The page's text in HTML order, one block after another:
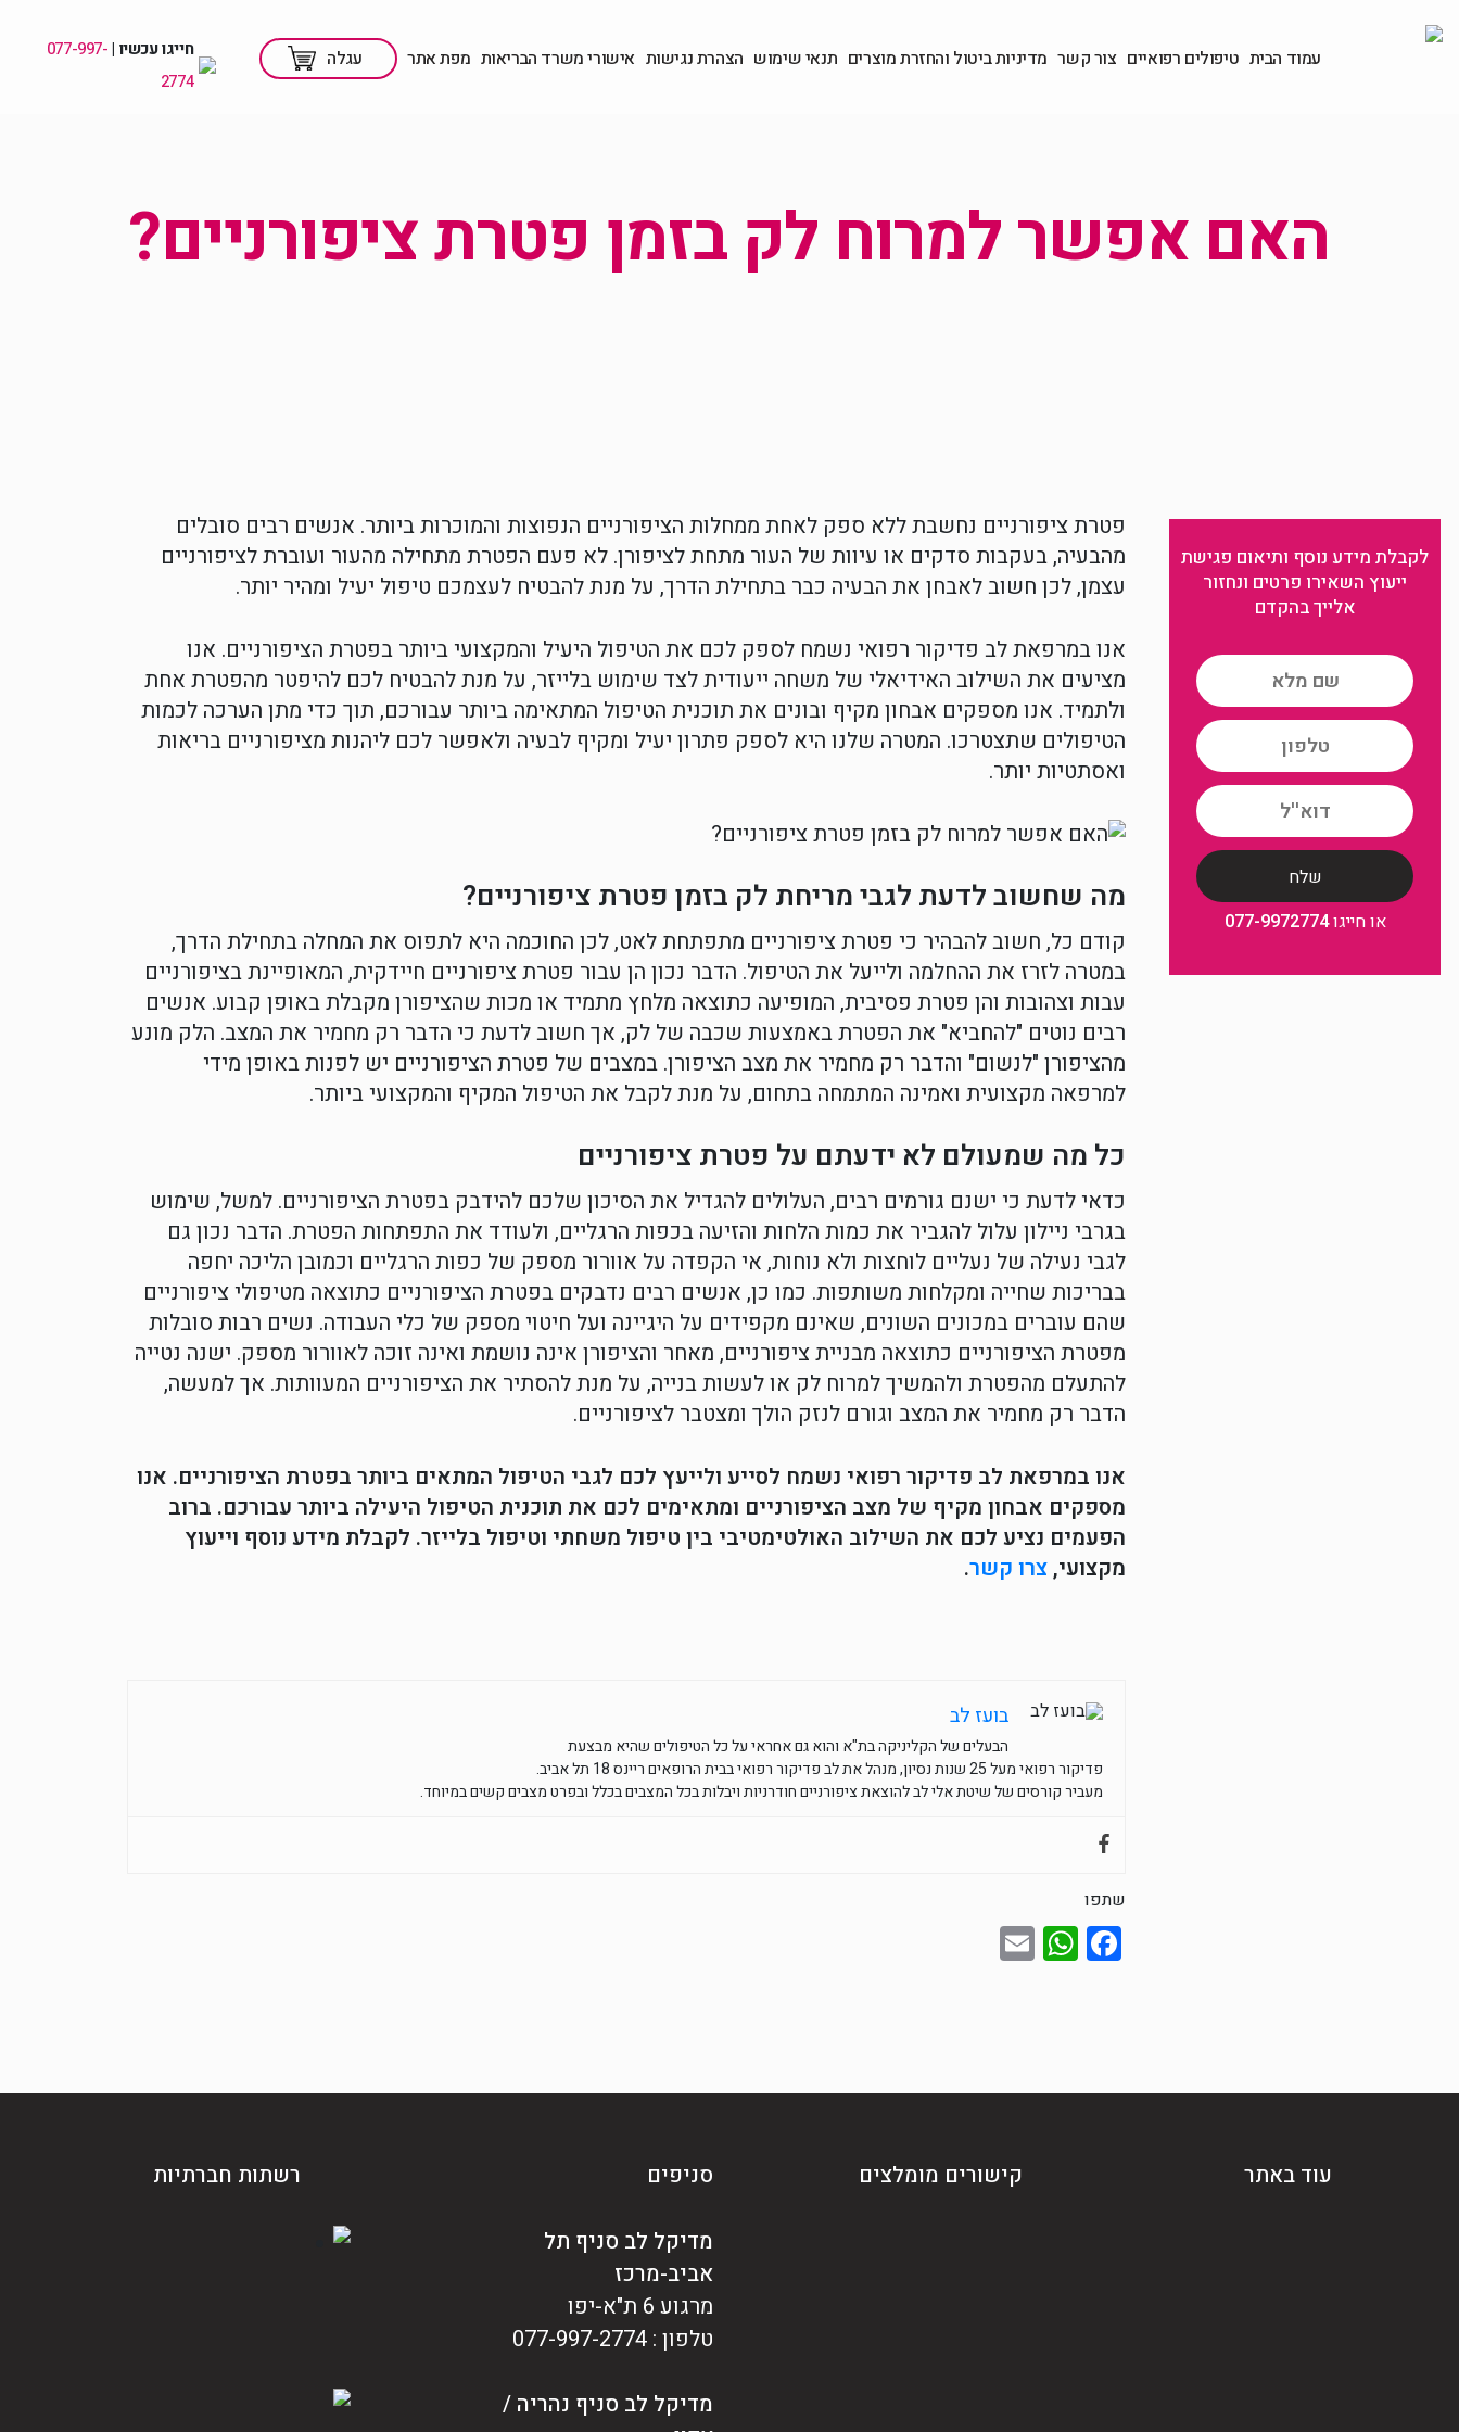
עמוד הבית טיפולים רפואיים צור קשר מדיניות ביטול והחזרת מוצרים תנאי שימוש הצהרת נגישות אישורי משרד הבריאות מפת אתר עגלה חייגו עכשיו |077-997-
2774
האם אפשר למרוח לק בזמן פטרת ציפורניים?
לקבלת מידע נוסף ותיאום פגישת
ייעוץ השאירו פרטים ונחזור
אלייך בהקדם
או חייגו077-9972774
פטרת ציפורניים נחשבת ללא ספק לאחת ממחלות הציפורניים הנפוצות והמוכרות ביותר. אנשים רבים סובלים
מהבעיה, בעקבות סדקים או עיוות של העור מתחת לציפורן. לא פעם הפטרת מתחילה מהעור ועוברת לציפורניים
עצמן, לכן חשוב לאבחן את הבעיה כבר בתחילת הדרך, על מנת להבטיח לעצמכם טיפול יעיל ומהיר יותר.
אנו במרפאת לב פדיקור רפואי נשמח לספק לכם את הטיפול היעיל והמקצועי ביותר בפטרת הציפורניים. אנו
מציעים את השילוב האידיאלי של משחה ייעודית לצד שימוש בלייזר, על מנת להבטיח לכם להיפטר מהפטרת אחת
ולתמיד. אנו מספקים אבחון מקיף ובונים את תוכנית הטיפול המתאימה ביותר עבורכם, תוך כדי מתן הערכה לכמות
הטיפולים שתצטרכו. המטרה שלנו היא לספק פתרון יעיל ומקיף לבעיה ולאפשר לכם ליהנות מציפורניים בריאות
ואסתטיות יותר.
מה שחשוב לדעת לגבי מריחת לק בזמן פטרת ציפורניים?
קודם כל, חשוב להבהיר כי פטרת ציפורניים מתפתחת לאט, לכן החוכמה היא לתפוס את המחלה בתחילת הדרך,
במטרה לזרז את ההחלמה ולייעל את הטיפול. הדבר נכון הן עבור פטרת ציפורניים חיידקית, המאופיינת בציפורניים
עבות וצהובות והן פטרת פסיבית, המופיעה כתוצאה מלחץ מתמיד או מכות שהציפורן מקבלת באופן קבוע. אנשים
רבים נוטים "להחביא" את הפטרת באמצעות שכבה של לק, אך חשוב לדעת כי הדבר רק מחמיר את המצב. הלק מונע
מהציפורן "לנשום" והדבר רק מחמיר את מצב הציפורן. במצבים של פטרת הציפורניים יש לפנות באופן מידי
למרפאה מקצועית ואמינה המתמחה בתחום, על מנת לקבל את הטיפול המקיף והמקצועי ביותר.
כל מה שמעולם לא ידעתם על פטרת ציפורניים
כדאי לדעת כי ישנם גורמים רבים, העלולים להגדיל את הסיכון שלכם להידבק בפטרת הציפורניים. למשל, שימוש
בגרבי ניילון עלול להגביר את כמות הלחות והזיעה בכפות הרגליים, ולעודד את התפתחות הפטרת. הדבר נכון גם
לגבי נעילה של נעליים לוחצות ולא נוחות, אי הקפדה על אוורור מספק של כפות הרגליים וכמובן הליכה יחפה
בבריכות שחייה ומקלחות משותפות. כמו כן, אנשים רבים נדבקים בפטרת הציפורניים כתוצאה מטיפולי ציפורניים
שהם עוברים במכונים השונים, שאינם מקפידים על היגיינה ועל חיטוי מספק של כלי העבודה. נשים רבות סובלות
מפטרת הציפורניים כתוצאה מבניית ציפורניים, מאחר והציפורן אינה נושמת ואינה זוכה לאוורור מספק. ישנה נטייה
להתעלם מהפטרת ולהמשיך למרוח לק או לעשות בנייה, על מנת להסתיר את הציפורניים המעוותות. אך למעשה,
הדבר רק מחמיר את המצב וגורם לנזק הולך ומצטבר לציפורניים.
אנו במרפאת לב פדיקור רפואי נשמח לסייע ולייעץ לכם לגבי הטיפול המתאים ביותר בפטרת הציפורניים. אנו
מספקים אבחון מקיף של מצב הציפורניים ומתאימים לכם את תוכנית הטיפול היעילה ביותר עבורכם. ברוב
הפעמים נציע לכם את השילוב האולטימטיבי בין טיפול משחתי וטיפול בלייזר. לקבלת מידע נוסף וייעוץ
מקצועי,צרו קשר.
בועז לב
הבעלים של הקליניקה בת"א והוא גם אחראי על כל הטיפולים שהיא מבצעת
פדיקור רפואי מעל 25 שנות נסיון, מנהל את לב פדיקור רפואי בבית הרופאים ריינס 18 תל אביב.
מעביר קורסים של שיטת אלי לב להוצאת ציפורניים חודרניות ויבלות בכל המצבים בכלל ובפרט מצבים קשים במיוחד.
שתפו
Facebook
WhatsApp
עוד באתר קישורים מומלצים סניפים
מדיקל לב סניף תל
אביב-מרכז
מרגוע 6 ת"א-יפו
טלפון : 077-997-2774
מדיקל לב סניף נהריה /
רשתות חברתיות